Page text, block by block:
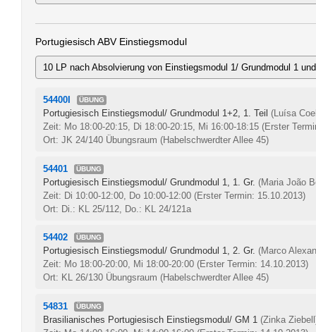
Portugiesisch ABV Einstiegsmodul
10 LP nach Absolvierung von Einstiegsmodul 1/ Grundmodul 1
54400I ÜBUNG
Portugiesisch Einstiegsmodul/ Grundmodul 1+2, 1. Teil (Luísa
Zeit: Mo 18:00-20:15, Di 18:00-20:15, Mi 16:00-18:15 (Erster
Ort: JK 24/140 Übungsraum (Habelschwerdter Allee 45)
54401 ÜBUNG
Portugiesisch Einstiegsmodul/ Grundmodul 1, 1. Gr. (Maria João
Zeit: Di 10:00-12:00, Do 10:00-12:00 (Erster Termin: 15.10.2013)
Ort: Di.: KL 25/112, Do.: KL 24/121a
54402 ÜBUNG
Portugiesisch Einstiegsmodul/ Grundmodul 1, 2. Gr. (Marco
Zeit: Mo 18:00-20:00, Mi 18:00-20:00 (Erster Termin: 14.10.2013)
Ort: KL 26/130 Übungsraum (Habelschwerdter Allee 45)
54831 ÜBUNG
Brasilianisches Portugiesisch Einstiegsmodul/ GM 1 (Zinka